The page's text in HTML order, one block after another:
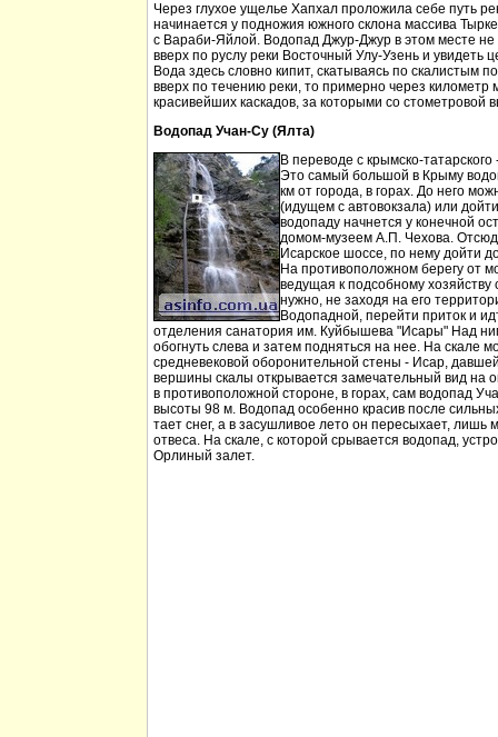
Через глухое ущелье Хапхал проложила себе путь
начинается у подножия южного склона массива
с Вараби-Яйлой. Водопад Джур-Джур в этом месте
вверх по руслу реки Восточный Улу-Узень и увидеть
Вода здесь словно кипит, скатываясь по скалистым
вверх по течению реки, то примерно через километр
красивейших каскадов, за которыми со стометровой
Водопад Учан-Су (Ялта)
В переводе с крымско-
Это самый большой в Крыму
км от города, в горах. До него
(идущем с автовокзала) или
водопаду начнется у конечной
домом-музеем А.П. Чехова.
Исарское шоссе, по нему дойти
На противоположном берегу от
ведущая к подсобному
нужно, не заходя на его
Водопадной, перейти приток и
отделения санатория им. Куйбышева "Исары" Над
обогнуть слева и затем подняться на нее. На скале
средневековой оборонительной стены - Исар,
вершины скалы открывается замечательный вид на
в противоположной стороне, в горах, сам водопад
высоты 98 м. Водопад особенно красив после
тает снег, а в засушливое лето он пересыхает, лишь
отвеса. На скале, с которой срывается водопад,
Орлиный залет.